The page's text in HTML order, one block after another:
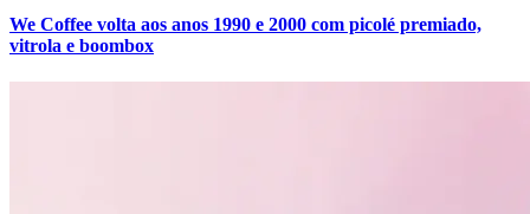
We Coffee volta aos anos 1990 e 2000 com picolé premiado,
vitrola e boombox